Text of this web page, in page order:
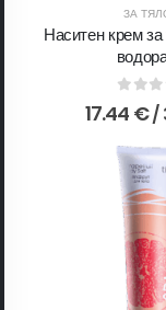
ЗА
Наситен крем
out
17.44 €/